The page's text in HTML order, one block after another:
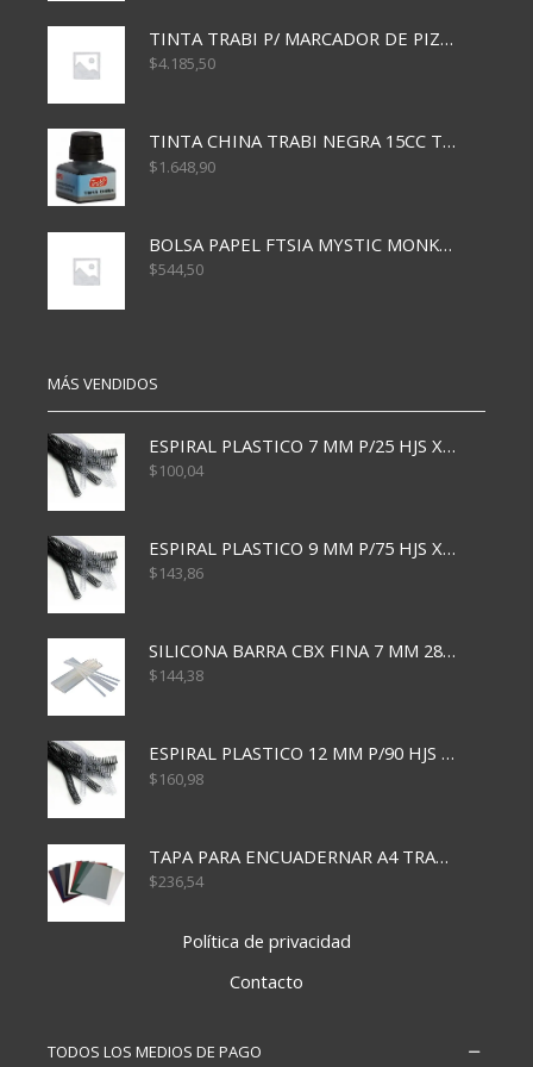
TINTA TRABI P/ MARCADOR DE PIZARRA x30ml ROJO
$4.185,50
TINTA CHINA TRABI NEGRA 15CC TR3460
$1.648,90
BOLSA PAPEL FTSIA MYSTIC MONKEY 14/08/20
$544,50
MÁS VENDIDOS
ESPIRAL PLASTICO 7 MM P/25 HJS X50x3000
$100,04
ESPIRAL PLASTICO 9 MM P/75 HJS X50X2400
$143,86
SILICONA BARRA CBX FINA 7 MM 28 CM
$144,38
ESPIRAL PLASTICO 12 MM P/90 HJS X50X1500
$160,98
TAPA PARA ENCUADERNAR A4 TRANSP x50x500
$236,54
Política de privacidad
Contacto
TODOS LOS MEDIOS DE PAGO